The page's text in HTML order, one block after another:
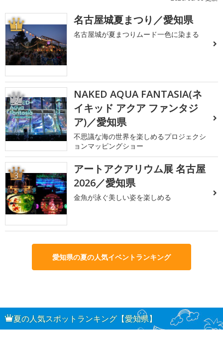
1 名古屋城夏まつり／愛知県
名古屋城が夏まつりムード一色に染まる
2
NAKED AQUA FANTASIA(ネ
イキッド アクア ファンタジ
ア)／愛知県
不思議な海の世界を楽しめるプロジェクシ
ョンマッピングショー
3
アートアクアリウム展 名古屋
2026／愛知県
金魚が泳ぐ美しい姿を楽しめる
愛知県の夏の人気イベントランキング
夏の人気スポットランキング【愛知県】